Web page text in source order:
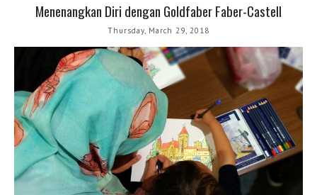
Menenangkan Diri dengan Goldfaber Faber-Castell
Thursday, March 29, 2018